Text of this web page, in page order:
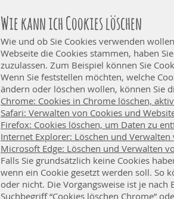
Wie kann ich Cookies löschen
Wie und ob Sie Cookies verwenden
Webseite die Cookies stammen, haben
zuzulassen. Zum Beispiel können Sie
Wenn Sie feststellen möchten, welche
ändern oder löschen wollen, können Sie
Chrome: Cookies in Chrome löschen,
Safari: Verwalten von Cookies und
Firefox: Cookies löschen, um Daten zu
Internet Explorer: Löschen und Verwalten
Microsoft Edge: Löschen und Verwalten
Falls Sie grundsätzlich keine Cookies
wenn ein Cookie gesetzt werden soll. So
oder nicht. Die Vorgangsweise ist je
Suchbegriff “Cookies löschen Chrome”